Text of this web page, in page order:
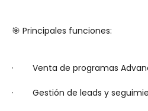
🎯 Principales funciones:
·        Venta de programas
·        Gestión de leads y